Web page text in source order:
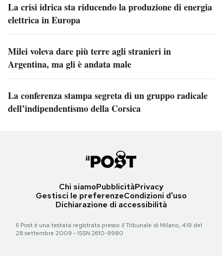
La crisi idrica sta riducendo la produzione di energia
elettrica in Europa
Milei voleva dare più terre agli stranieri in
Argentina, ma gli è andata male
La conferenza stampa segreta di un gruppo radicale
dell’indipendentismo della Corsica
Chi siamoPubblicitàPrivacy
Gestisci le preferenzeCondizioni d'uso
Dichiarazione di accessibilità
Il Post è una testata registrata presso il Tribunale di Milano, 419 del
28 settembre 2009 - ISSN 2610-9980